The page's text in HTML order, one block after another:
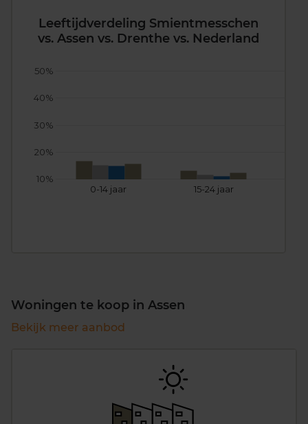
Leeftijdverdeling Smientmesschen
vs. Assen vs. Drenthe vs. Nederland
0-14 jaar 15-24 jaar
10%
20%
30%
40%
50%
Woningen te koop in Assen
Bekijk meer aanbod